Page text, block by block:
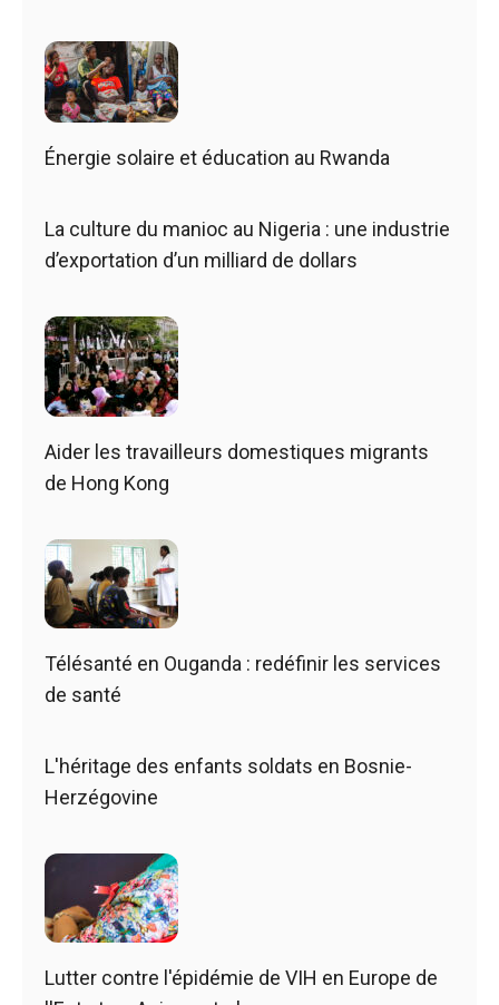
Énergie solaire et éducation au Rwanda
La culture du manioc au Nigeria : une industrie
d’exportation d’un milliard de dollars
Aider les travailleurs domestiques migrants
de Hong Kong
Télésanté en Ouganda : redéfinir les services
de santé
L'héritage des enfants soldats en Bosnie-
Herzégovine
Lutter contre l'épidémie de VIH en Europe de